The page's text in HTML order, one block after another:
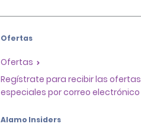
Ofertas
Ofertas
Regístrate para recibir las ofertas
especiales por correo electrónico
Alamo Insiders